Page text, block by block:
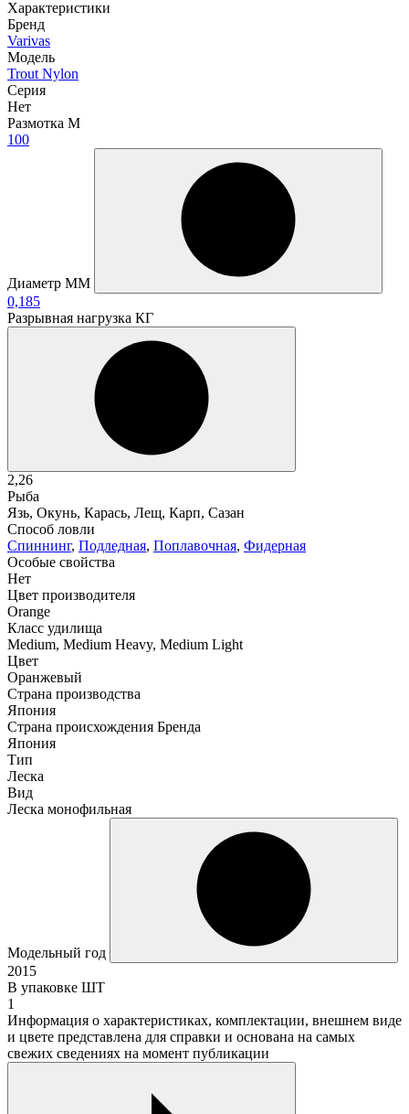
Характеристики
Бренд
Varivas
Модель
Trout Nylon
Серия
Нет
Размотка М
100
Диаметр ММ
0,185
Разрывная нагрузка КГ
2,26
Рыба
Язь, Окунь, Карась, Лещ, Карп, Сазан
Способ ловли
Спиннинг, Подледная, Поплавочная, Фидерная
Особые свойства
Нет
Цвет производителя
Orange
Класс удилища
Medium, Medium Heavy, Medium Light
Цвет
Оранжевый
Страна производства
Япония
Страна происхождения Бренда
Япония
Тип
Леска
Вид
Леска монофильная
Модельный год
2015
В упаковке ШТ
1
Информация о характеристиках, комплектации, внешнем виде
и цвете представлена для справки и основана на самых
свежих сведениях на момент публикации